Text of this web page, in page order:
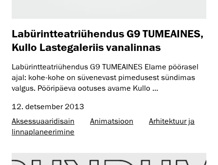
Labürintteatriühendus G9 TUMEAINES,
Kullo Lastegaleriis vanalinnas
Labürintteatriühendus G9 TUMEAINES Elame pöörasel
ajal: kohe-kohe on süvenevast pimedusest sündimas
valgus. Pööripäeva ootuses avame Kullo ...
12. detsember 2013
Aksessuaaridisain
Animatsioon
Arhitektuur ja
linnaplaneerimine